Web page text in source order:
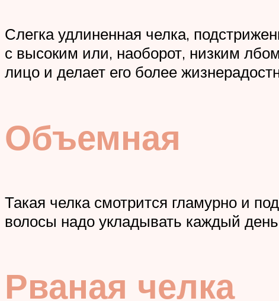
Слегка удлиненная челка,
с высоким или, наоборот, низким
лицо и делает его более
Объемная
Такая челка смотрится гламурно и
волосы надо укладывать каждый
Рваная челка